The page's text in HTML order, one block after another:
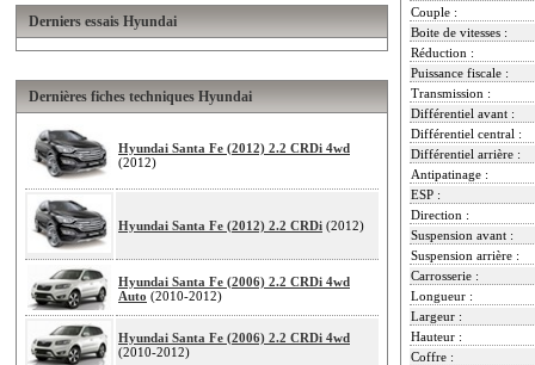
Derniers essais Hyundai
Dernières fiches techniques Hyundai
Hyundai Santa Fe (2012) 2.2 CRDi 4wd
(2012)
Hyundai Santa Fe (2012) 2.2 CRDi (2012)
Hyundai Santa Fe (2006) 2.2 CRDi 4wd
Auto (2010-2012)
Hyundai Santa Fe (2006) 2.2 CRDi 4wd
(2010-2012)
Couple :
Boite de vitesses :
Réduction :
Puissance fiscale :
Transmission :
Différentiel avant :
Différentiel central :
Différentiel arrière :
Antipatinage :
ESP :
Direction :
Suspension avant :
Suspension arrière :
Carrosserie :
Longueur :
Largeur :
Hauteur :
Coffre :